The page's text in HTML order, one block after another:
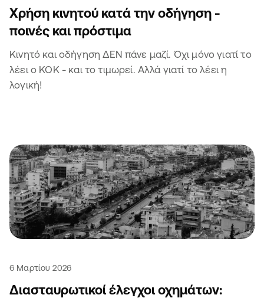
Χρήση κινητού κατά την οδήγηση -
ποινές και πρόστιμα
Κινητό και οδήγηση ΔΕΝ πάνε μαζί. Όχι μόνο γιατί το
λέει ο ΚΟΚ - και το τιμωρεί. Αλλά γιατί το λέει η
λογική!
6 Μαρτίου 2026
Διασταυρωτικοί έλεγχοι οχημάτων: